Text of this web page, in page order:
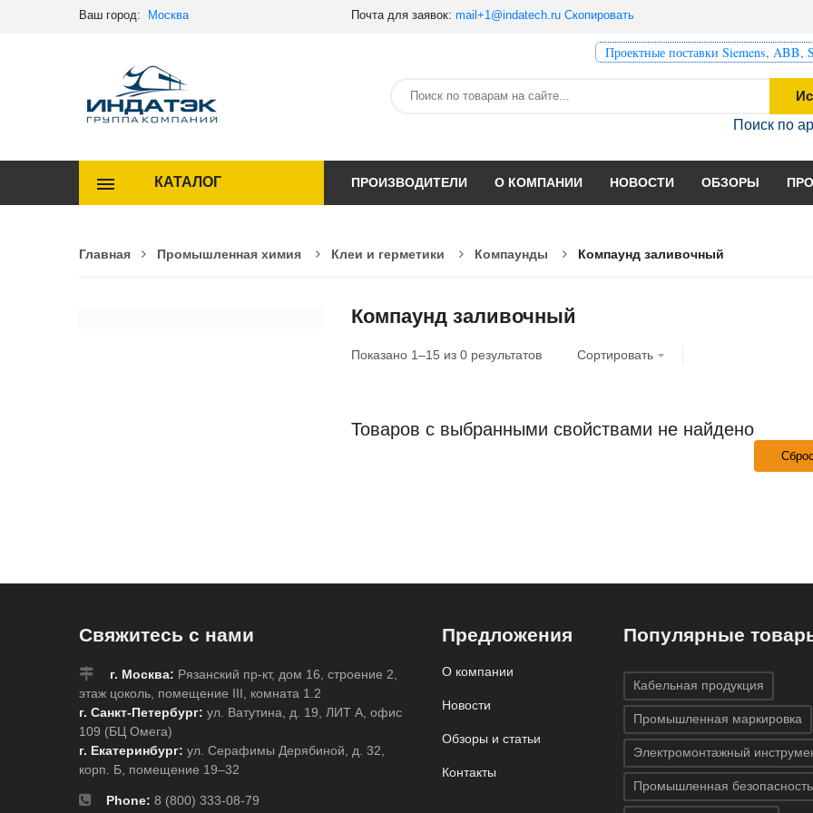
Ваш город: Москва Почта для заявок: mail+1@indatech.ru Скопировать
Проектные поставки Siemens, ABB,
Поиск по
КАТАЛОГ ПРОИЗВОДИТЕЛИ О КОМПАНИИ НОВОСТИ ОБЗОРЫ
Главная Промышленная химия Клеи и герметики Компаунды Компаунд заливочный
Компаунд заливочный
Показано 1–15 из 0 результатов Сортировать
Товаров с выбранными свойствами не найдено
Свяжитесь с нами
г. Москва: Рязанский пр-кт, дом 16, строение 2,
этаж цоколь, помещение III, комната 1.2
г. Санкт-Петербург: ул. Ватутина, д. 19, ЛИТ А, офис
109 (БЦ Омега)
г. Екатеринбург: ул. Серафимы Дерябиной, д. 32,
корп. Б, помещение 19–32
Phone: 8 (800) 333-08-79
Предложения
О компании
Новости
Обзоры и статьи
Контакты
Популярные
Кабельная продукция
Промышленная маркировка
Электромонтажный
Промышленная безопасность